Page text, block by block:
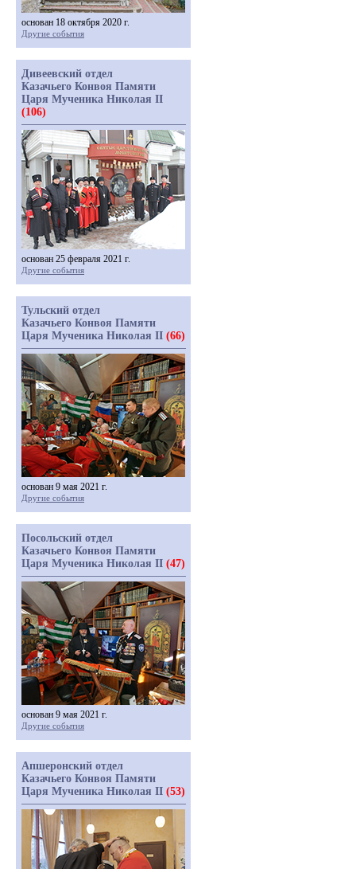
основан 18 октября 2020 г.
Другие события
Дивеевский отдел
Казачьего Конвоя Памяти
Царя Мученика Николая II
(106)
основан 25 февраля 2021 г.
Другие события
Тульский отдел
Казачьего Конвоя Памяти
Царя Мученика Николая II (66)
основан 9 мая 2021 г.
Другие события
Посольский отдел
Казачьего Конвоя Памяти
Царя Мученика Николая II (47)
основан 9 мая 2021 г.
Другие события
Апшеронский отдел
Казачьего Конвоя Памяти
Царя Мученика Николая II (53)